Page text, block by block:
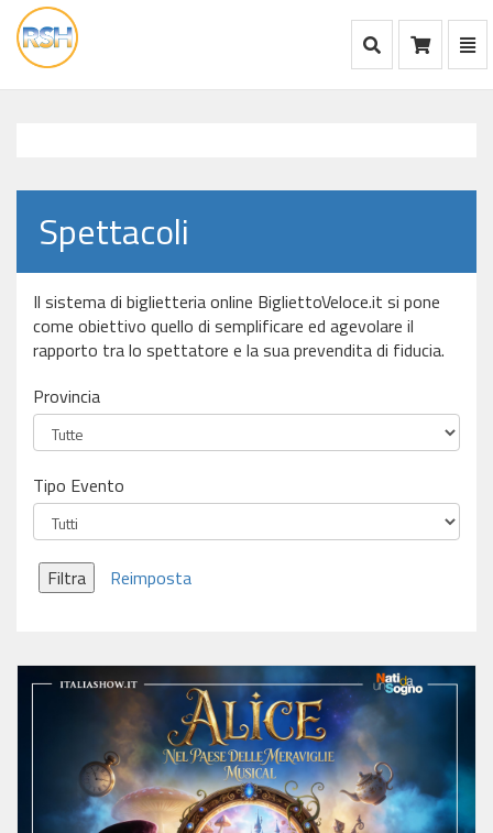
vai
alla
Mostra Ricerca
Spettacoli
Il sistema di biglietteria online BigliettoVeloce.it si pone
come obiettivo quello di semplificare ed agevolare il
rapporto tra lo spettatore e la sua prevendita di fiducia.
Provincia
Tipo Evento
Filtra Reimposta